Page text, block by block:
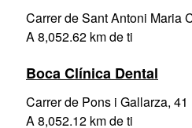
Carrer de Sant Antoni Maria
A 8,052.62 km de ti
Boca Clínica Dental
Carrer de Pons i Gallarza, 41
A 8,052.12 km de ti